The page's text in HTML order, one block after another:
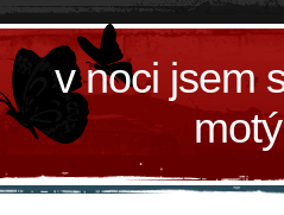
v noci jsem